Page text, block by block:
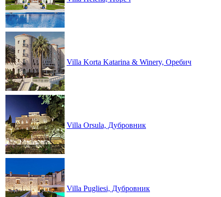
Villa Korta Katarina & Winery, Оребич
Villa Orsula, Дубровник
Villa Pugliesi, Дубровник